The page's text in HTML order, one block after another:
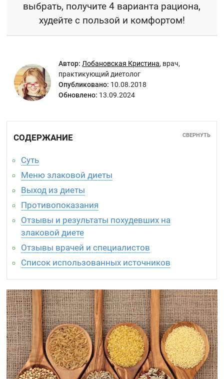
выбрать, получите 4 варианта рациона,
худейте с пользой и комфортом!
Автор: Лобановская Кристина, врач,
практикующий диетолог
Опубликовано: 10.08.2018
Обновлено: 13.09.2024
СОДЕРЖАНИЕ СВЕРНУТЬ
Суть
Меню злаковой диеты
Выход из диеты
Противопоказания
Отзывы и результаты похудевших на
злаковой диете
Отзывы врачей и специалистов
Список использованных источников